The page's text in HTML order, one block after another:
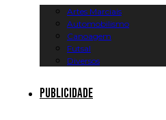
Artes Marciais
Automobilismo
Canoagem
Futsal
Diversos
Publicidade